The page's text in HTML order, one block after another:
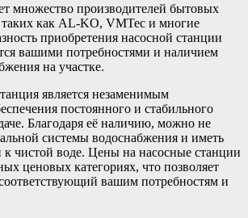
множество производителей бытовых
как AL-KO, VMTec и многие
приобретения насосной станции
вашими потребностями и наличием
на участке.
является незаменимым
постоянного и стабильного
Благодаря её наличию, можно не
системы водоснабжения и иметь
к чистой воде. Цены на насосные станции
ценовых категориях, что позволяет
соответствующий вашим потребностям и